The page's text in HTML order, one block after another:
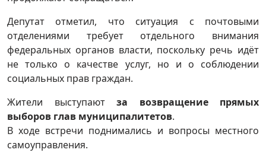
Депутат отметил, что ситуация с почтовыми
отделениями требует отдельного внимания
федеральных органов власти, поскольку речь идёт
не только о качестве услуг, но и о соблюдении
социальных прав граждан.
Жители выступают за возвращение прямых
выборов глав муниципалитетов.
В ходе встречи поднимались и вопросы местного
самоуправления.